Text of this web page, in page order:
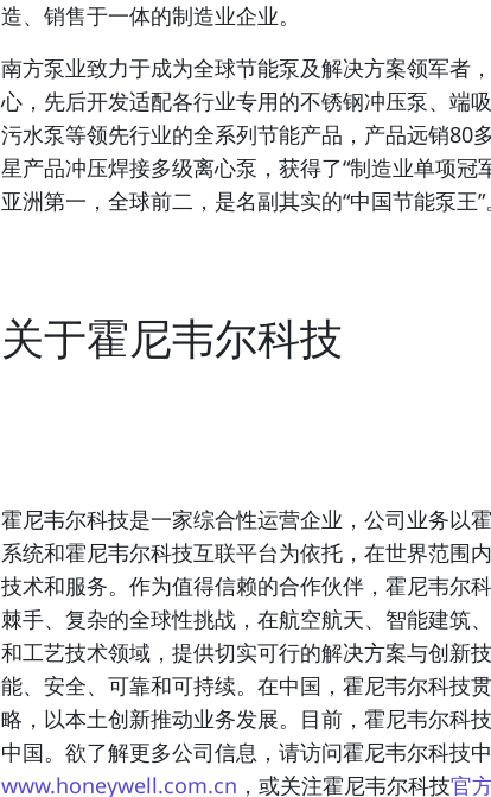
造、销售于一体的制造业企业。
南方泵业致力于成为全球节能泵及解决方案领军者
心，先后开发适配各行业专用的不锈钢冲压泵、端
污水泵等领先行业的全系列节能产品，产品远销80
星产品冲压焊接多级离心泵，获得了“制造业单项冠
亚洲第一，全球前二，是名副其实的“中国节能泵王”。
关于霍尼韦尔科技
霍尼韦尔科技是一家综合性运营企业，公司业务以
系统和霍尼韦尔科技互联平台为依托，在世界范围
技术和服务。作为值得信赖的合作伙伴，霍尼韦尔
棘手、复杂的全球性挑战，在航空航天、智能建筑
和工艺技术领域，提供切实可行的解决方案与创新
能、安全、可靠和可持续。在中国，霍尼韦尔科技
略，以本土创新推动业务发展。目前，霍尼韦尔科
中国。欲了解更多公司信息，请访问霍尼韦尔科技
www.honeywell.com.cn ，或关注霍尼韦尔科技官